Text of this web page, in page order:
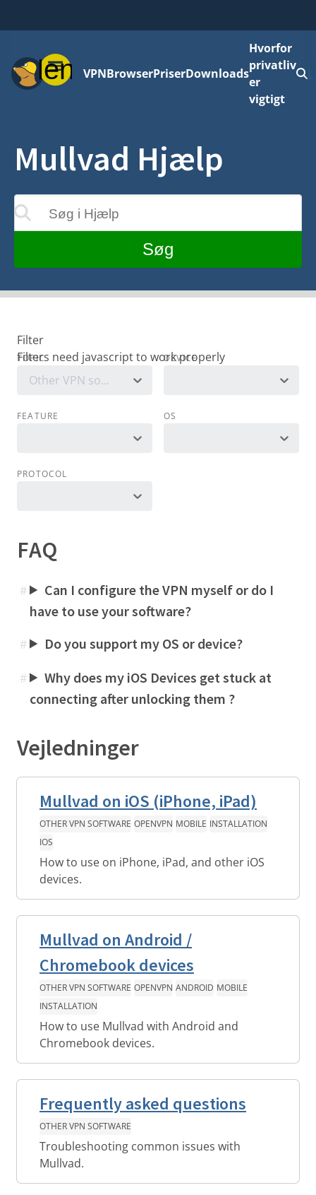
MenuVPNBrowserPriserDownloads
Hvorfor
privatliv
er
vigtigt
Mullvad Hjælp
Søg i Hjælp
mens du skriver
Søg
Filter
TOPIC
Other VPN software
DEVICE
FEATURE OS
PROTOCOL
FAQ
#
Can I configure the VPN myself or do I
have to use your software?
# Do you support my OS or device?
#
Why does my iOS Devices get stuck at
connecting after unlocking them ?
Vejledninger
Mullvad on iOS (iPhone, iPad)
OTHER VPN SOFTWARE OPENVPN MOBILE INSTALLATION
IOS
How to use on iPhone, iPad, and other iOS
devices.
Mullvad on Android /
Chromebook devices
OTHER VPN SOFTWARE OPENVPN ANDROID MOBILE
INSTALLATION
How to use Mullvad with Android and
Chromebook devices.
Frequently asked questions
OTHER VPN SOFTWARE
Troubleshooting common issues with
Mullvad.